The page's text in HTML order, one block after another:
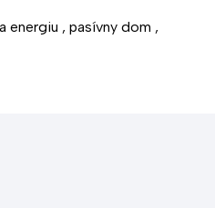
energiu , pasívny dom ,